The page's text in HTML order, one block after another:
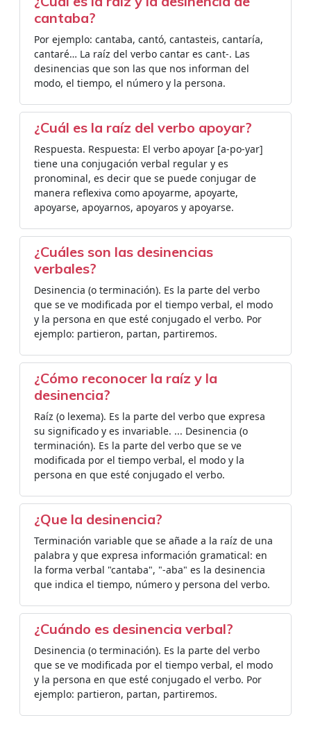
cantaba?
Por ejemplo: cantaba, cantó, cantasteis, cantaría,
cantaré… La raíz del verbo cantar es cant-. Las
desinencias que son las que nos informan del
modo, el tiempo, el número y la persona.
¿Cuál es la raíz del verbo apoyar?
Respuesta. Respuesta: El verbo apoyar [a-po-yar]
tiene una conjugación verbal regular y es
pronominal, es decir que se puede conjugar de
manera reflexiva como apoyarme, apoyarte,
apoyarse, apoyarnos, apoyaros y apoyarse.
¿Cuáles son las desinencias
verbales?
Desinencia (o terminación). Es la parte del verbo
que se ve modificada por el tiempo verbal, el modo
y la persona en que esté conjugado el verbo. Por
ejemplo: partieron, partan, partiremos.
¿Cómo reconocer la raíz y la
desinencia?
Raíz (o lexema). Es la parte del verbo que expresa
su significado y es invariable. ... Desinencia (o
terminación). Es la parte del verbo que se ve
modificada por el tiempo verbal, el modo y la
persona en que esté conjugado el verbo.
¿Que la desinencia?
Terminación variable que se añade a la raíz de una
palabra y que expresa información gramatical: en
la forma verbal "cantaba", "-aba" es la desinencia
que indica el tiempo, número y persona del verbo.
¿Cuándo es desinencia verbal?
Desinencia (o terminación). Es la parte del verbo
que se ve modificada por el tiempo verbal, el modo
y la persona en que esté conjugado el verbo. Por
ejemplo: partieron, partan, partiremos.